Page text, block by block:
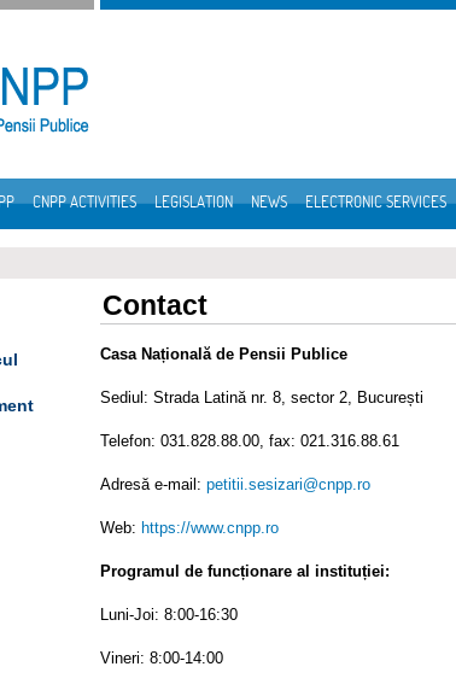
CNPP ACTIVITIES LEGISLATION NEWS ELECTRONIC SERVICES
Contact
Casa Națională de Pensii Publice
Sediul: Strada Latină nr. 8, sector 2, București
Telefon: 031.828.88.00, fax: 021.316.88.61
Adresă e-mail: petitii.sesizari@cnpp.ro
Web: https://www.cnpp.ro
Programul de funcționare al instituției:
Luni-Joi: 8:00-16:30
Vineri: 8:00-14:00